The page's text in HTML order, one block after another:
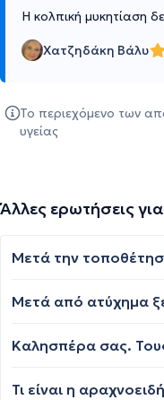
Η κολπική μυκητίαση
Χατζηδάκη Βάλυ
Το περιεχόμενο των
υγείας
Άλλες ερωτήσεις
Τι είναι η